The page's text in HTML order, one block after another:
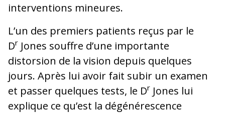
interventions mineures.
L’un des premiers patients reçus par le
Dr Jones souffre d’une importante
distorsion de la vision depuis quelques
jours. Après lui avoir fait subir un examen
et passer quelques tests, le Dr Jones lui
explique ce qu’est la dégénérescence